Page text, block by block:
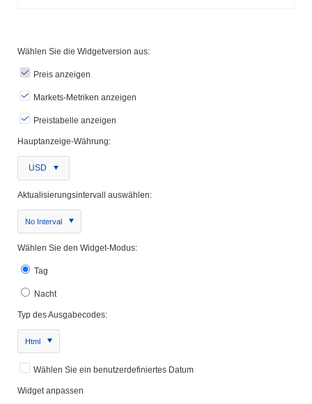
Wählen Sie die Widgetversion aus:
Preis anzeigen
Markets-Metriken anzeigen
Preistabelle anzeigen
Hauptanzeige-Währung:
USD
Aktualisierungsintervall auswählen:
No Interval
Wählen Sie den Widget-Modus:
Tag
Nacht
Typ des Ausgabecodes:
Html
Wählen Sie ein benutzerdefiniertes Datum
Widget anpassen